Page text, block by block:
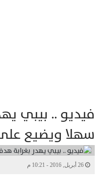
فيديو .. بيبي
سهلا ويضيع